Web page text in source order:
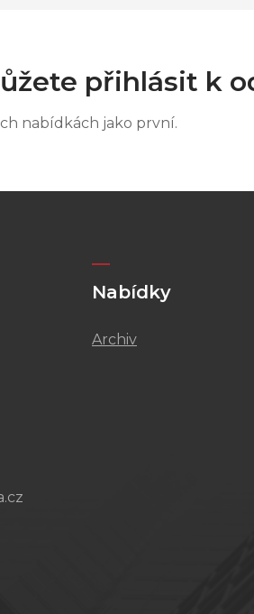
přihlásit k
nabídkách jako první.
Nabídky
Archiv